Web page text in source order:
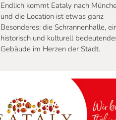
Endlich kommt Eataly nach
und die Location ist etwas ganz
Besonderes: die Schrannenhalle,
historisch und kulturell
Gebäude im Herzen der Stadt.